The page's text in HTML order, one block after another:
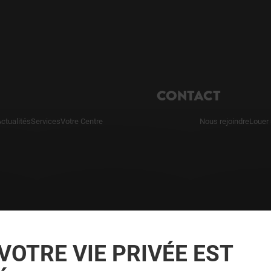
ServicesVotre Centre
CONTACT
Nous rejoindreLouer
VIE PRIVÉE EST